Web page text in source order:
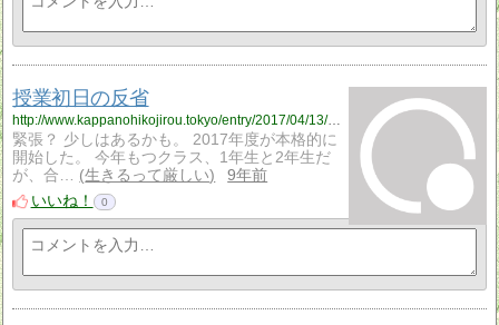
授業初日の反省
http://www.kappanohikojirou.tokyo/entry/2017/04/13/181437
緊張？ 少しはあるかも。 2017年度が本格的に
開始した。 今年もつクラス、1年生と2年生だ
が、合…
生きるって厳しい
9年前
いいね！
0